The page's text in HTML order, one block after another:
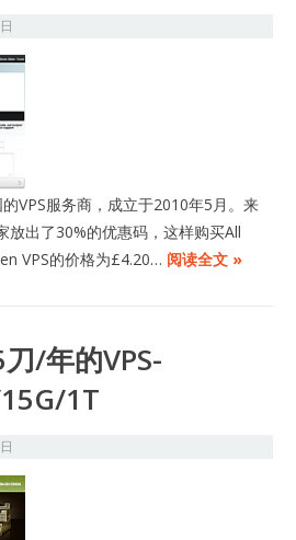
VPS服务商，成立于2010年5月。来
放出了30%的优惠码，这样购买All
VPS的价格为£4.20… 阅读全文 »
/年的VPS-
1T